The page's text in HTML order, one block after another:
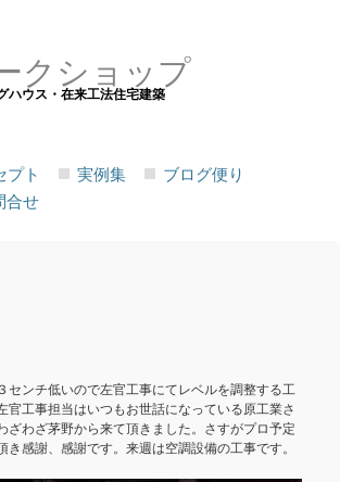
クショップ
ハウス・在来工法住宅建築
プト 実例集
ブログ便り
合せ
センチ低いので左官工事にてレベルを調整する工
官工事担当はいつもお世話になっている原工業さ
ざわざ茅野から来て頂きました。さすがプロ予定
き感謝、感謝です。来週は空調設備の工事です。